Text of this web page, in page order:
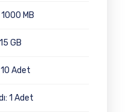
1000 MB
GB
Adet
1 Adet